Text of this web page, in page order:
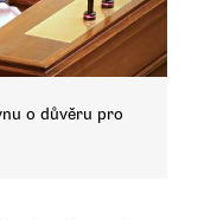
o důvěru pro